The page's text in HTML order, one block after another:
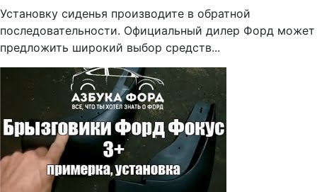
Установку сиденья производите в обратной
последовательности. Официальный дилер Форд может
предложить широкий выбор средств...